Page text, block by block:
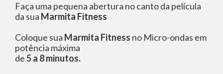
Faça uma pequena abertura no canto da película
da sua Marmita Fitness
Coloque sua Marmita Fitness no Micro-ondas em
potência máxima
de5 a 8 minutos.